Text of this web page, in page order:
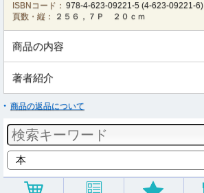
ISBNコード： 978-4-623-09221-5 (4-623-09221-6)
頁数・縦：
２５６，７Ｐ ２０ｃｍ
商品の内容
著者紹介
商品の返品について